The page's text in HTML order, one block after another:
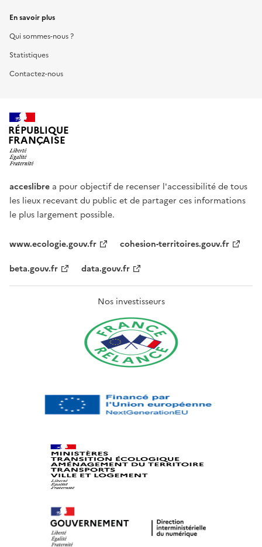
En savoir plus
Qui sommes-nous ?
Statistiques
Contactez-nous
RÉPUBLIQUE
FRANÇAISE
acceslibre a pour objectif de recenser l'accessibilité de tous
les lieux recevant du public et de partager ces informations
le plus largement possible.
www.ecologie.gouv.fr
cohesion-territoires.gouv.fr
beta.gouv.fr
data.gouv.fr
Nos investisseurs